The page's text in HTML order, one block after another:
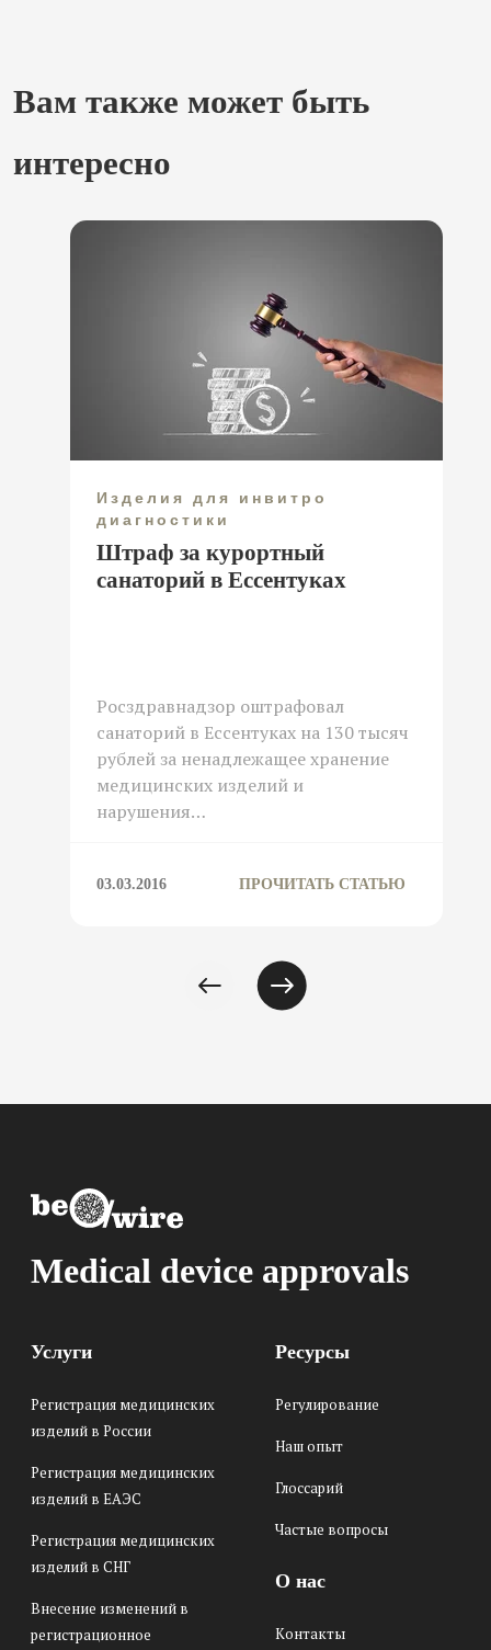
Вам также может быть
интересно
Изделия для инвитро
диагностики
Штраф за курортный
санаторий в Ессентуках
Росздравнадзор оштрафовал
санаторий в Ессентуках на 130 тысяч
рублей за ненадлежащее хранение
медицинских изделий и
нарушения…
03.03.2016 ПРОЧИТАТЬ СТАТЬЮ
Medical device approvals
Услуги
Регистрация медицинских
изделий в России
Регистрация медицинских
изделий в ЕАЭС
Регистрация медицинских
изделий в СНГ
Внесение изменений в
регистрационное
Ресурсы
Регулирование
Наш опыт
Глоссарий
Частые вопросы
О нас
Контакты